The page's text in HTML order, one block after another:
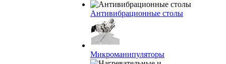
Антивибрационные столы
Микроманипуляторы